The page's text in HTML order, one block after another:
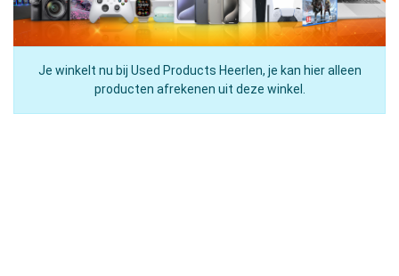
Je winkelt nu bij Used Products Heerlen, je kan hier alleen
producten afrekenen uit deze winkel.